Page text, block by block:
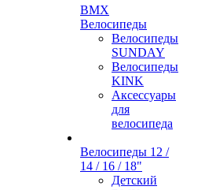
BMX
Велосипеды
Велосипеды
SUNDAY
Велосипеды
KINK
Аксессуары
для
велосипеда
Велосипеды 12 /
14 / 16 / 18"
Детский